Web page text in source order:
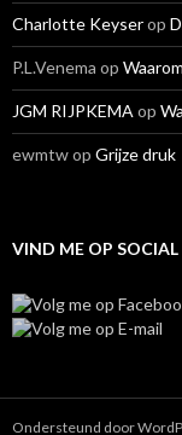
Charlotte Keyserop
P.L.Venema op
JGM RIJPKEMA op
ewmtwop Grijze druk
VIND ME OP
Ondersteund door